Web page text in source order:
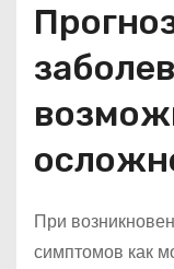
При
симптомов как